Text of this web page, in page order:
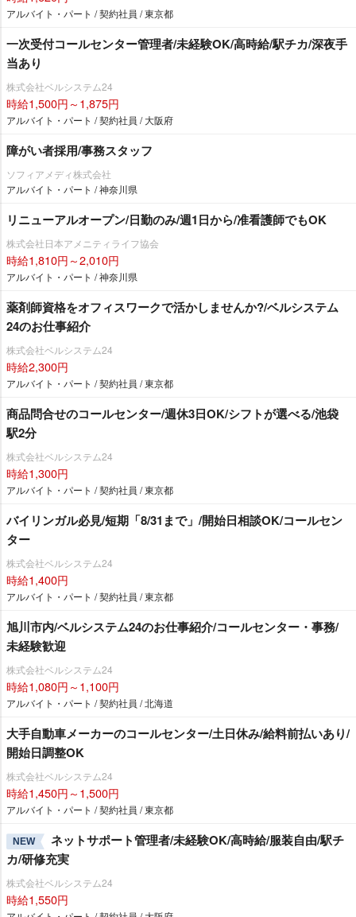
アルバイト・パート / 契約社員 / 東京都
一次受付コールセンター管理者/未経験OK/高時給/駅チカ/深夜手
当あり
株式会社ベルシステム24
時給1,500円～1,875円
アルバイト・パート / 契約社員 / 大阪府
障がい者採用/事務スタッフ
ソフィアメディ株式会社
アルバイト・パート / 神奈川県
リニューアルオープン/日勤のみ/週1日から/准看護師でもOK
株式会社日本アメニティライフ協会
時給1,810円～2,010円
アルバイト・パート / 神奈川県
薬剤師資格をオフィスワークで活かしませんか?/ベルシステム
24のお仕事紹介
株式会社ベルシステム24
時給2,300円
アルバイト・パート / 契約社員 / 東京都
商品問合せのコールセンター/週休3日OK/シフトが選べる/池袋
駅2分
株式会社ベルシステム24
時給1,300円
アルバイト・パート / 契約社員 / 東京都
バイリンガル必見/短期「8/31まで」/開始日相談OK/コールセン
ター
株式会社ベルシステム24
時給1,400円
アルバイト・パート / 契約社員 / 東京都
旭川市内/ベルシステム24のお仕事紹介/コールセンター・事務/
未経験歓迎
株式会社ベルシステム24
時給1,080円～1,100円
アルバイト・パート / 契約社員 / 北海道
大手自動車メーカーのコールセンター/土日休み/給料前払いあり/
開始日調整OK
株式会社ベルシステム24
時給1,450円～1,500円
アルバイト・パート / 契約社員 / 東京都
NEW
ネットサポート管理者/未経験OK/高時給/服装自由/駅チ
カ/研修充実
株式会社ベルシステム24
時給1,550円